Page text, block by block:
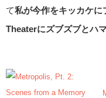
て私が今作をキッカケ
Theaterにズブズブとハ